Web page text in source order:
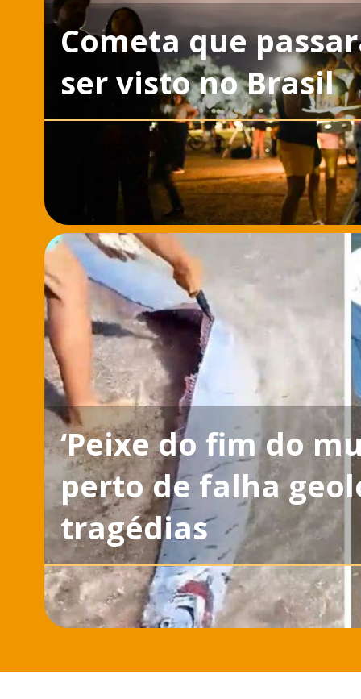
Cometa que
ser visto no Brasil
‘Peixe do fim do
perto de falha
tragédias